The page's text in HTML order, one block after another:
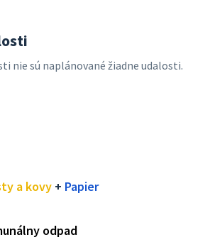
nie sú naplánované žiadne udalosti.
a kovy + Papier
odpad